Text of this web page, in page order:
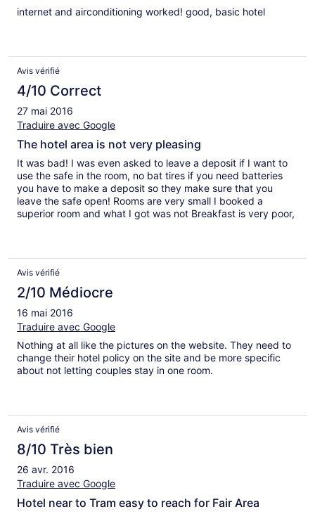
internet and airconditioning worked! good, basic hotel
Avis vérifié
4/10 Correct
27 mai 2016
Traduire avec Google
The hotel area is not very pleasing
It was bad! I was even asked to leave a deposit if I want to
use the safe in the room, no bat tires if you need batteries
you have to make a deposit so they make sure that you
leave the safe open! Rooms are very small I booked a
superior room and what I got was not Breakfast is very poor,
Avis vérifié
2/10 Médiocre
16 mai 2016
Traduire avec Google
Nothing at all like the pictures on the website. They need to
change their hotel policy on the site and be more specific
about not letting couples stay in one room.
Avis vérifié
8/10 Très bien
26 avr. 2016
Traduire avec Google
Hotel near to Tram easy to reach for Fair Area